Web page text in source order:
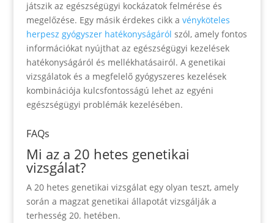
játszik az egészségügyi kockázatok felmérése és
megelőzése. Egy másik érdekes cikk a vényköteles
herpesz gyógyszer hatékonyságáról szól, amely fontos
információkat nyújthat az egészségügyi kezelések
hatékonyságáról és mellékhatásairól. A genetikai
vizsgálatok és a megfelelő gyógyszeres kezelések
kombinációja kulcsfontosságú lehet az egyéni
egészségügyi problémák kezelésében.
FAQs
Mi az a 20 hetes genetikai
vizsgálat?
A 20 hetes genetikai vizsgálat egy olyan teszt, amely
során a magzat genetikai állapotát vizsgálják a
terhesség 20. hetében.